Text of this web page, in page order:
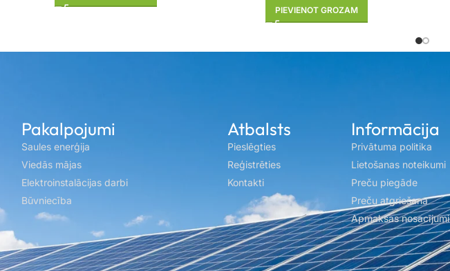
PIEVIENOT GROZAM
Pakalpojumi
Saules enerģija
Viedās mājas
Elektroinstalācijas darbi
Būvniecība
Atbalsts
Pieslēgties
Reģistrēties
Kontakti
Informācija
Privātuma politika
Lietošanas noteikumi
Preču piegāde
Preču atgriešana
Apmaksas nosacījumi